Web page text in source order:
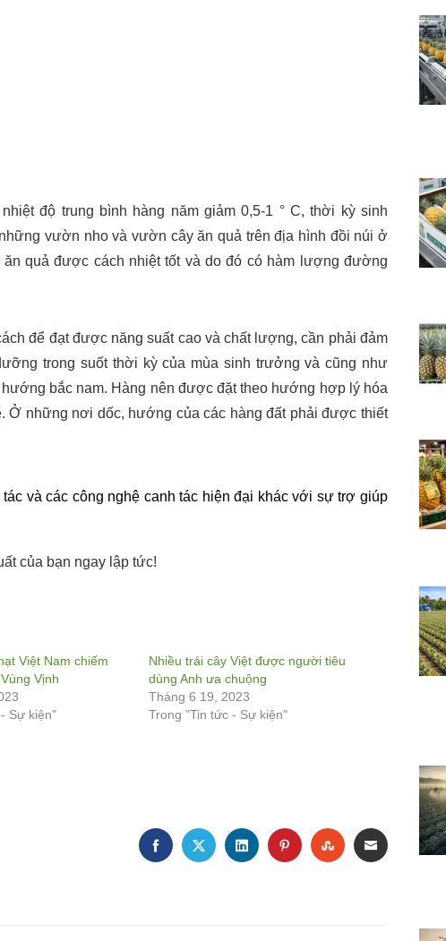
độ trung bình hàng năm giảm 0,5-1 ° C, thời kỳ sinh
vườn nho và vườn cây ăn quả trên địa hình đồi núi ở
quả được cách nhiệt tốt và do đó có hàm lượng đường
để đạt được năng suất cao và chất lượng, cần phải đảm
trong suốt thời kỳ của mùa sinh trưởng và cũng như
bắc nam. Hàng nên được đặt theo hướng hợp lý hóa
Ở những nơi dốc, hướng của các hàng đất phải được thiết
và các công nghệ canh tác hiện đại khác với sự trợ giúp
của bạn ngay lập tức!
Việt Nam chiếm
Vịnh
Sự kiện"
Nhiều trái cây Việt được người tiêu
dùng Anh ưa chuộng
Tháng 6 19, 2023
Trong "Tin tức - Sự kiện"
FACEBOOKTWITTERLINKEDINPINTEREST
STUMBLEUPON
EMAIL